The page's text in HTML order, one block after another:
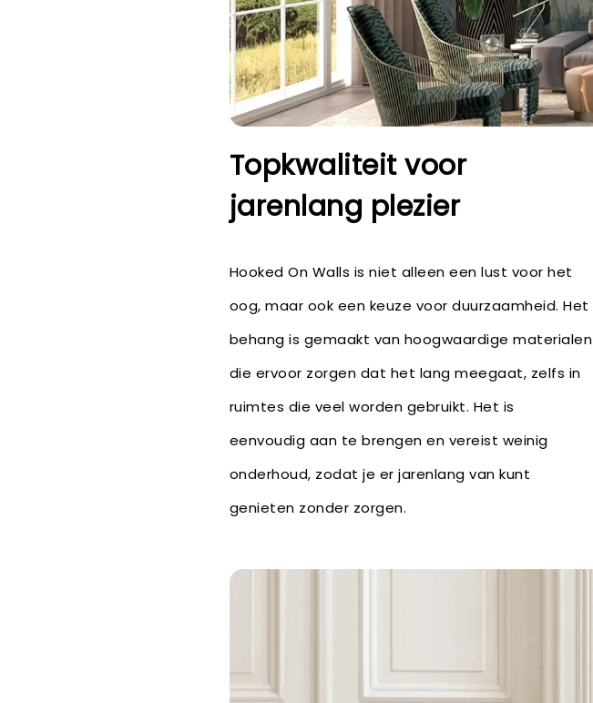
Topkwaliteit voor
jarenlang plezier
Hooked On Walls is niet alleen een lust voor het
oog, maar ook een keuze voor duurzaamheid. Het
behang is gemaakt van hoogwaardige materialen
die ervoor zorgen dat het lang meegaat, zelfs in
ruimtes die veel worden gebruikt. Het is
eenvoudig aan te brengen en vereist weinig
onderhoud, zodat je er jarenlang van kunt
genieten zonder zorgen.